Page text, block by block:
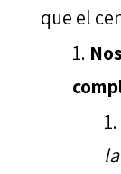
que el